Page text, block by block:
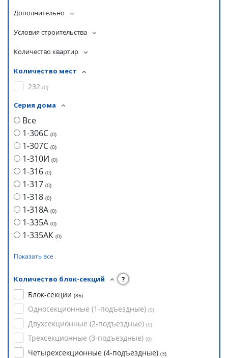
Дополнительно
Условия строительства
Количество квартир
Количество мест
232 (0)
Серия дома
Все
1-306С (0)
1-307С (0)
1-310И (0)
1-316 (0)
1-317 (0)
1-318 (0)
1-318А (0)
1-335А (0)
1-335АК (0)
Показать все
Количество блок-секций ?
Блок-секции (86)
Односекционные (1-подъездные) (0)
Двухсекционные (2-подъездные) (0)
Трехсекционные (3-подъездные) (0)
Четырехсекционные (4-подъездные) (3)